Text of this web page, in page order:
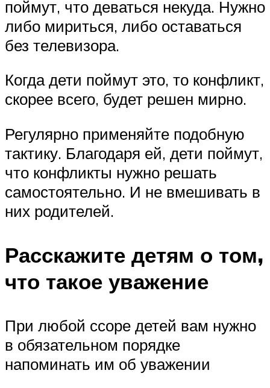
поймут, что деваться некуда. Нужно
либо мириться, либо оставаться
без телевизора.
Когда дети поймут это, то конфликт,
скорее всего, будет решен мирно.
Регулярно применяйте подобную
тактику. Благодаря ей, дети поймут,
что конфликты нужно решать
самостоятельно. И не вмешивать в
них родителей.
Расскажите детям о том,
что такое уважение
При любой ссоре детей вам нужно
в обязательном порядке
напоминать им об уважении